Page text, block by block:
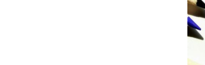
テクノロジー・ガジェット